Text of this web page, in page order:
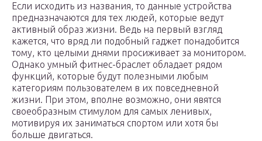
Если исходить из названия, то данные устройства
предназначаются для тех людей, которые ведут
активный образ жизни. Ведь на первый взгляд
кажется, что вряд ли подобный гаджет понадобится
тому, кто целыми днями просиживает за монитором.
Однако умный фитнес-браслет обладает рядом
функций, которые будут полезными любым
категориям пользователем в их повседневной
жизни. При этом, вполне возможно, они явятся
своеобразным стимулом для самых ленивых,
мотивируя их заниматься спортом или хотя бы
больше двигаться.